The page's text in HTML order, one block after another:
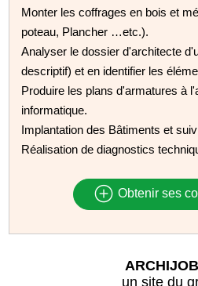
Monter les coffrages en bois et
poteau, Plancher …etc.).
Analyser le dossier d'architecte
descriptif) et en identifier les
Produire les plans d'armatures à
informatique.
Implantation des Bâtiments et
Réalisation de diagnostics
Obtenir ses
un site du